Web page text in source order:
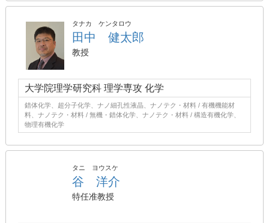
タナカ ケンタロウ
田中 健太郎
教授
大学院理学研究科 理学専攻 化学
錯体化学、超分子化学、ナノ細孔性液晶、ナノテク・材料 / 有機機能材
料、ナノテク・材料 / 無機・錯体化学、ナノテク・材料 / 構造有機化学、
物理有機化学
タニ ヨウスケ
谷 洋介
特任准教授